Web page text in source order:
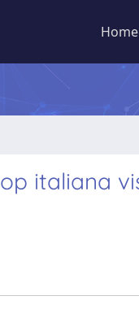
Home
italiana